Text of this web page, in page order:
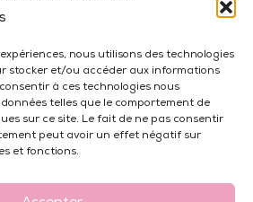
nous utilisons des technologies
stocker et/ou accéder aux informations
à ces technologies nous
telles que le comportement de
sur ce site. Le fait de ne pas consentir
peut avoir un effet négatif sur
et fonctions.